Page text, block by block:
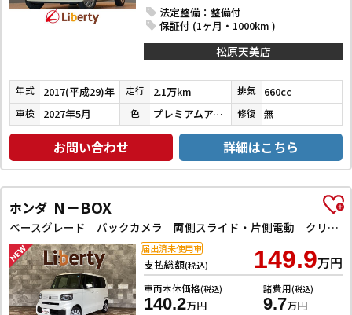
法定整備：整備付
保証付 (1ヶ月・1000km )
松原天美店
年式 2017(平成29)年 走行 2.1万km 排気 660cc
車検 2027年5月 色 プレミアムアイボリーパール 修復 無
お問い合わせ 詳細はこちら
ホンダ N－BOX
ベースグレード バックカメラ 両側スライド・片側電動 クリアランスソナー オートクルーズコントロール レーンアシスト オートライト スマートキー アイドリングストップ 電動格納ミラー シートヒーター ベンチシート
支払総額(税込) 149.9万円
車両本体価格(税込)
140.2万円
諸費用(税込)
9.7万円
届出済未使用車